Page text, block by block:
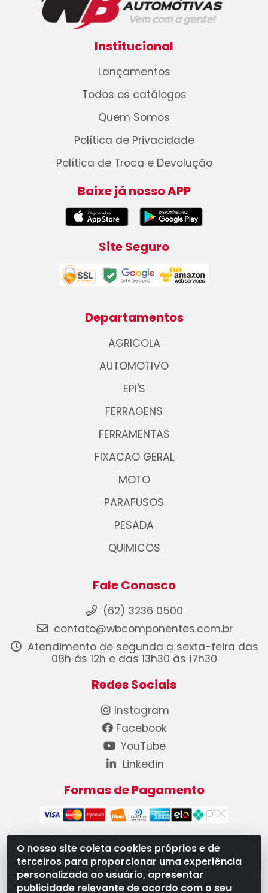
O nosso site coleta cookies próprios e de
terceiros para proporcionar uma experiência
personalizada ao usuário, apresentar
publicidade relevante de acordo com o seu
Institucional
Lançamentos
Todos os catálogos
Quem Somos
Política de Privacidade
Política de Troca e Devolução
Baixe já nosso APP
Site Seguro
Departamentos
AGRICOLA
AUTOMOTIVO
EPI'S
FERRAGENS
FERRAMENTAS
FIXACAO GERAL
MOTO
PARAFUSOS
PESADA
QUIMICOS
Fale Conosco
(62) 3236 0500
contato@wbcomponentes.com.br
Atendimento de segunda a sexta-feira das
08h às 12h e das 13h30 às 17h30
Redes Sociais
Instagram
Facebook
YouTube
Linkedin
Formas de Pagamento
WB Componentes Automotivos LTDA - CNPJ
08.528.393/0001-12 - Rua do Níquel, 667 - Parque
Oeste Industrial, Goiânia/GO - CEP 74375-660